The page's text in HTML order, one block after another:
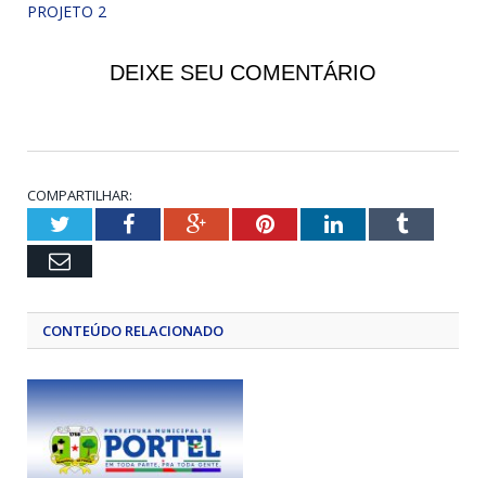
PROJETO 2
DEIXE SEU COMENTÁRIO
COMPARTILHAR:
TwitterFacebookGoogle+PinterestLinkedInTumblr
Email
CONTEÚDO RELACIONADO